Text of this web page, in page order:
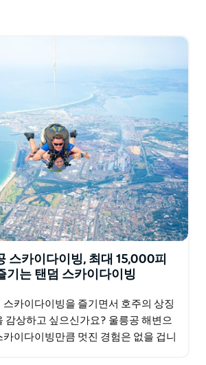
갖춘 전문 강사가 뛰어내림부터 착륙
경험이나 자격증은 필요하지 않습니
쌓아온 안전 기록을 자랑하는 호주에
한 스카이다이빙 업체 중 하나입니다.
스카이다이빙 드롭존 네트워크의 일부
동일한 엄격한 안전 및 교육 기준을
을 경험하는 분 커플 단체 기념일 축하
하며 기본적인 안전 요건 외에는 체력
이 없습니다.
의 모든 잊지 못할 순간을 담을 수 있는
지도 이용 가능합니다.
스카이다이빙, 최대 15,000피
기는 탠덤 스카이다이빙
스카이다이빙을 즐기면서 호주의 상징
감상하고 싶으신가요? 울릉공 해변으
카이다이빙만큼 멋진 경험은 없을 겁니